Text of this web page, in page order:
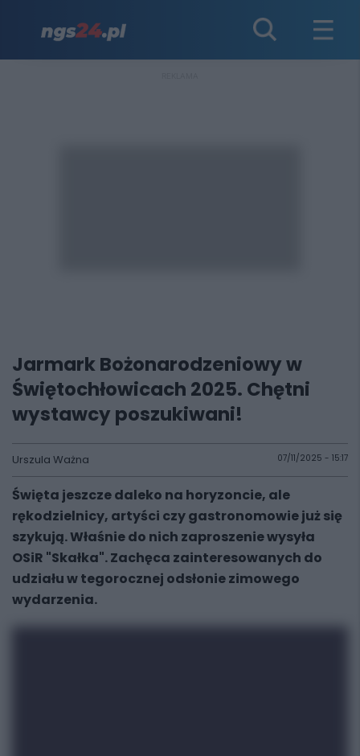
Jarmark Bożonarodzeniowy w
Świętochłowicach 2025. Chętni
wystawcy poszukiwani!
Urszula Ważna 07/11/2025 - 15:17
Święta jeszcze daleko na horyzoncie, ale
rękodzielnicy, artyści czy gastronomowie już się
szykują. Właśnie do nich zaproszenie wysyła
OSiR "Skałka". Zachęca zainteresowanych do
udziału w tegorocznej odsłonie zimowego
wydarzenia.